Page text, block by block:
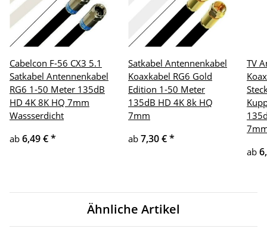
Cabelcon F-56 CX3 5.1
Satkabel Antennenkabel
RG6 1-50 Meter 135dB
HD 4K 8K HQ 7mm
Wassserdicht
ab 6,49 €*
Satkabel Antennenkabel
Koaxkabel RG6 Gold
Edition 1-50 Meter
135dB HD 4K 8k HQ
7mm
ab 7,30 €*
TV
ab
Ähnliche Artikel